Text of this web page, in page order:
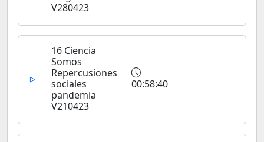
V280423
16 Ciencia
Somos
Repercusiones
sociales
pandemia
V210423
00:58:40